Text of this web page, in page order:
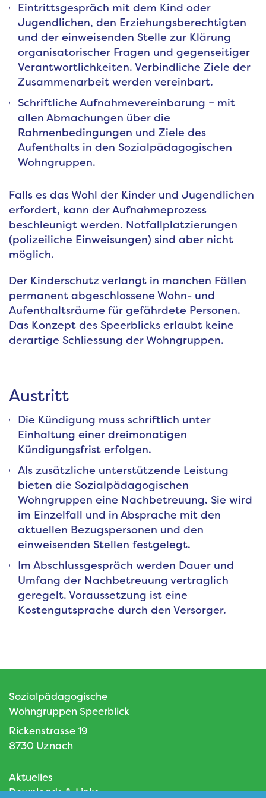
Eintrittsgespräch mit dem Kind oder
Jugendlichen, den Erziehungsberechtigten
und der einweisenden Stelle zur Klärung
organisatorischer Fragen und gegenseitiger
Verantwortlichkeiten. Verbindliche Ziele der
Zusammenarbeit werden vereinbart.
Schriftliche Aufnahmevereinbarung – mit
allen Abmachungen über die
Rahmenbedingungen und Ziele des
Aufenthalts in den Sozialpädagogischen
Wohngruppen.
Falls es das Wohl der Kinder und Jugendlichen
erfordert, kann der Aufnahmeprozess
beschleunigt werden. Notfallplatzierungen
(polizeiliche Einweisungen) sind aber nicht
möglich.
Der Kinderschutz verlangt in manchen Fällen
permanent abgeschlossene Wohn- und
Aufenthaltsräume für gefährdete Personen.
Das Konzept des Speerblicks erlaubt keine
derartige Schliessung der Wohngruppen.
Austritt
Die Kündigung muss schriftlich unter
Einhaltung einer dreimonatigen
Kündigungsfrist erfolgen.
Als zusätzliche unterstützende Leistung
bieten die Sozialpädagogischen
Wohngruppen eine Nachbetreuung. Sie wird
im Einzelfall und in Absprache mit den
aktuellen Bezugspersonen und den
einweisenden Stellen festgelegt.
Im Abschlussgespräch werden Dauer und
Umfang der Nachbetreuung vertraglich
geregelt. Voraussetzung ist eine
Kostengutsprache durch den Versorger.
Sozialpädagogische
Wohngruppen Speerblick
Rickenstrasse 19
8730 Uznach
Aktuelles
Downloads & Links